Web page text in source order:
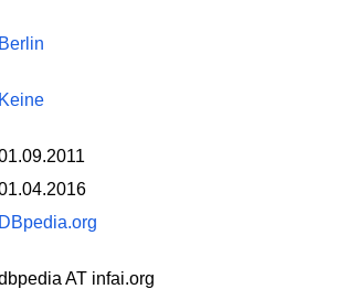
Berlin
Keine
DBpedia.org
AT infai.org